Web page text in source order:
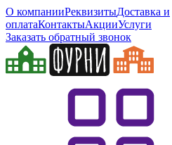
О компанииРеквизитыДоставка и
оплатаКонтактыАкцииУслуги
Заказать обратный звонок